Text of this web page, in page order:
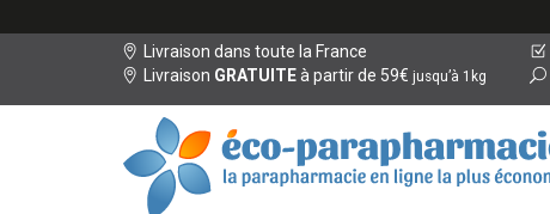
Livraison dans toute la France
Livraison GRATUITEà partir de 59€ jusqu’à 1kg